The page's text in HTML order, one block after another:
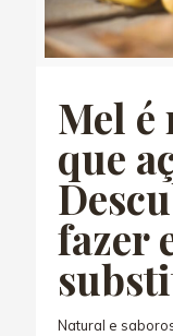
Mel é
que
fazer
Natural e